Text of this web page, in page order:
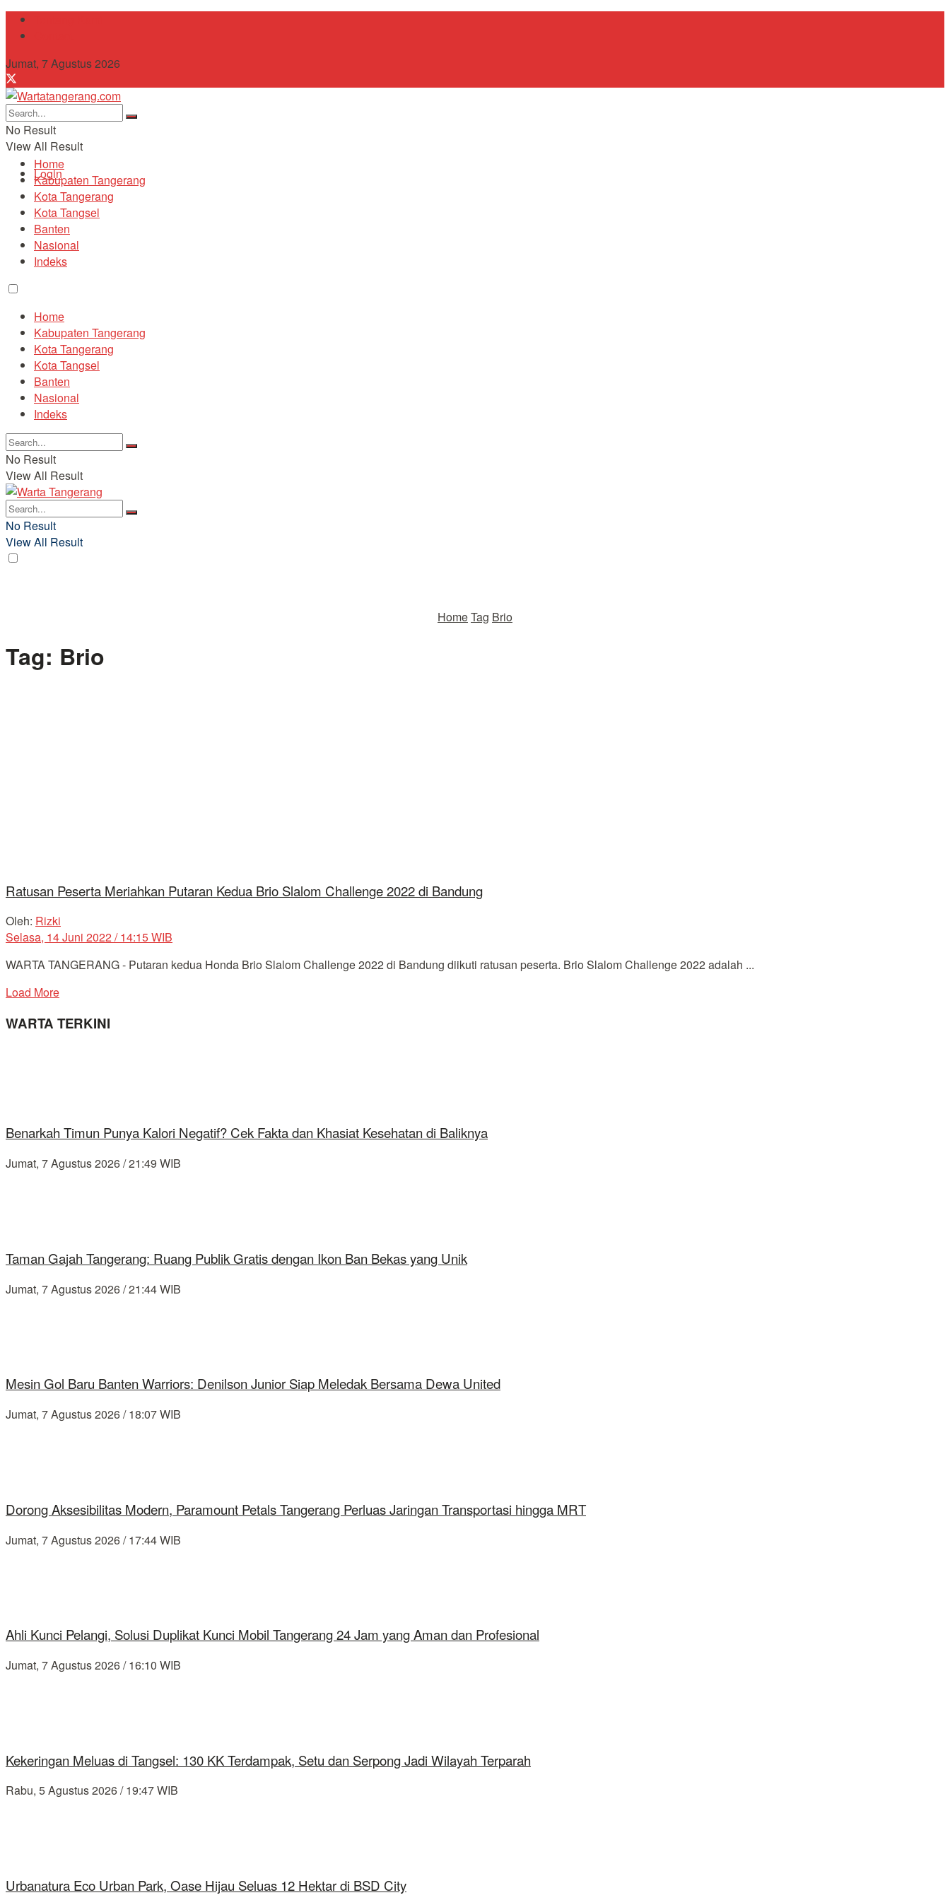
Jumat, 7 Agustus 2026
No Result
View All Result
Login
Home
Kabupaten Tangerang
Kota Tangerang
Kota Tangsel
Banten
Nasional
Indeks
Home
Kabupaten Tangerang
Kota Tangerang
Kota Tangsel
Banten
Nasional
Indeks
No Result
View All Result
No Result
View All Result
HomeTag Brio
Tag: Brio
Ratusan Peserta Meriahkan Putaran Kedua Brio Slalom Challenge 2022 di Bandung
Oleh: Rizki
Selasa, 14 Juni 2022 / 14:15 WIB
WARTA TANGERANG - Putaran kedua Honda Brio Slalom Challenge 2022 di Bandung diikuti ratusan peserta. Brio Slalom Challenge 2022 adalah ...
Load More
WARTA TERKINI
Benarkah Timun Punya Kalori Negatif? Cek Fakta dan Khasiat Kesehatan di Baliknya
Jumat, 7 Agustus 2026 / 21:49 WIB
Taman Gajah Tangerang: Ruang Publik Gratis dengan Ikon Ban Bekas yang Unik
Jumat, 7 Agustus 2026 / 21:44 WIB
Mesin Gol Baru Banten Warriors: Denilson Junior Siap Meledak Bersama Dewa United
Jumat, 7 Agustus 2026 / 18:07 WIB
Dorong Aksesibilitas Modern, Paramount Petals Tangerang Perluas Jaringan Transportasi hingga MRT
Jumat, 7 Agustus 2026 / 17:44 WIB
Ahli Kunci Pelangi, Solusi Duplikat Kunci Mobil Tangerang 24 Jam yang Aman dan Profesional
Jumat, 7 Agustus 2026 / 16:10 WIB
Kekeringan Meluas di Tangsel: 130 KK Terdampak, Setu dan Serpong Jadi Wilayah Terparah
Rabu, 5 Agustus 2026 / 19:47 WIB
Urbanatura Eco Urban Park, Oase Hijau Seluas 12 Hektar di BSD City